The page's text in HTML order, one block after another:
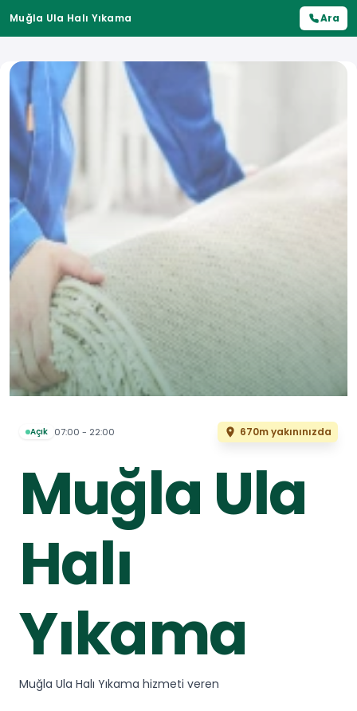
Muğla Ula Halı Yıkama Ara
Açık 07:00 - 22:00 670m yakınınızda
Muğla Ula
Halı
Yıkama
Muğla Ula Halı Yıkama hizmeti veren